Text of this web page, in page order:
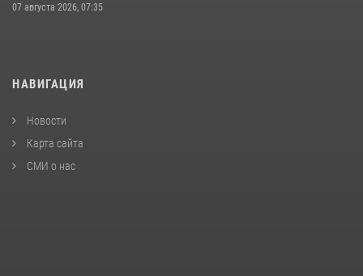
07 августа 2026, 07:35
НАВИГАЦИЯ
Новости
Карта сайта
СМИ о нас